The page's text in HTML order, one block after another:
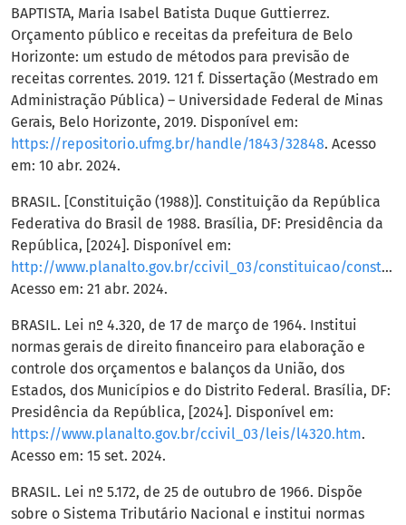
BAPTISTA, Maria Isabel Batista Duque Guttierrez.
Orçamento público e receitas da prefeitura de Belo
Horizonte: um estudo de métodos para previsão de
receitas correntes. 2019. 121 f. Dissertação (Mestrado em
Administração Pública) – Universidade Federal de Minas
Gerais, Belo Horizonte, 2019. Disponível em:
https://repositorio.ufmg.br/handle/1843/32848. Acesso
em: 10 abr. 2024.
BRASIL. [Constituição (1988)]. Constituição da República
Federativa do Brasil de 1988. Brasília, DF: Presidência da
República, [2024]. Disponível em:
http://www.planalto.gov.br/ccivil_03/constituicao/constituicaocompilado.htm
Acesso em: 21 abr. 2024.
BRASIL. Lei nº 4.320, de 17 de março de 1964. Institui
normas gerais de direito financeiro para elaboração e
controle dos orçamentos e balanços da União, dos
Estados, dos Municípios e do Distrito Federal. Brasília, DF:
Presidência da República, [2024]. Disponível em:
https://www.planalto.gov.br/ccivil_03/leis/l4320.htm.
Acesso em: 15 set. 2024.
BRASIL. Lei nº 5.172, de 25 de outubro de 1966. Dispõe
sobre o Sistema Tributário Nacional e institui normas